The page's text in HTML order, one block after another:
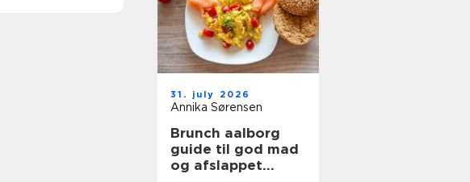
31. july 2026
Annika Sørensen
Brunch aalborg
guide til god mad
og afslappet